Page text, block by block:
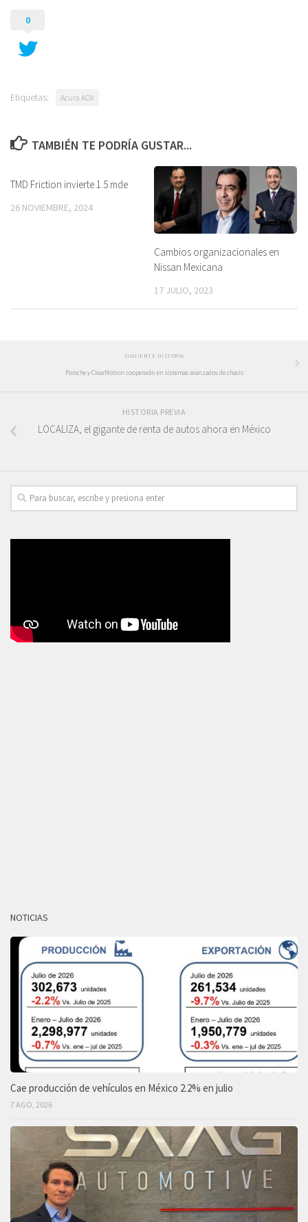
0
Etiquetas: Acura ADX
TAMBIÉN TE PODRÍA GUSTAR...
TMD Friction invierte 1.5 mde
26 NOVIEMBRE, 2024
Cambios organizacionales en
Nissan Mexicana
17 JULIO, 2023
SIGUIENTE HISTORIA
Porsche y ClearMotion cooperarán en sistemas avanzados de chasis
HISTORIA PREVIA
LOCALIZA, el gigante de renta de autos ahora en México
NOTICIAS
Cae producción de vehículos en México 2.2% en julio
7 AGO, 2026